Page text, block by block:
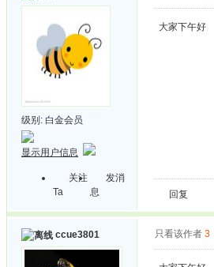
级别: 白金会员
显示用户信息
关注
Ta
发消
息
大家下午好
回复
ccue3801 只看该作者 3